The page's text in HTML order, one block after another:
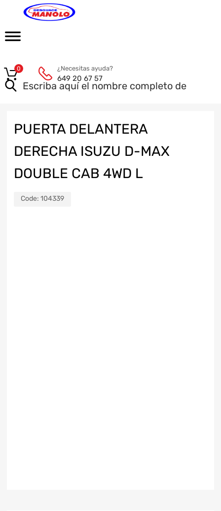
¿Necesitas ayuda?
649 20 67 57
0
PUERTA DELANTERA
DERECHA ISUZU D-MAX
DOUBLE CAB 4WD L
Code: 104339